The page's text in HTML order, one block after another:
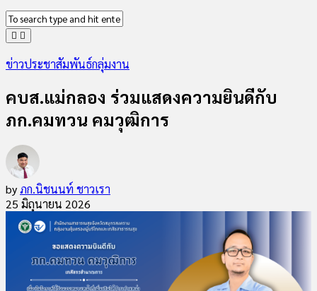
ข่าวประชาสัมพันธ์กลุ่มงาน
คบส.แม่กลอง ร่วมแสดงความยินดีกับ
ภก.คมทวน คมวุฒิการ
byภก.นิชนนท์ ชาวเรา
25 มิถุนายน 2026